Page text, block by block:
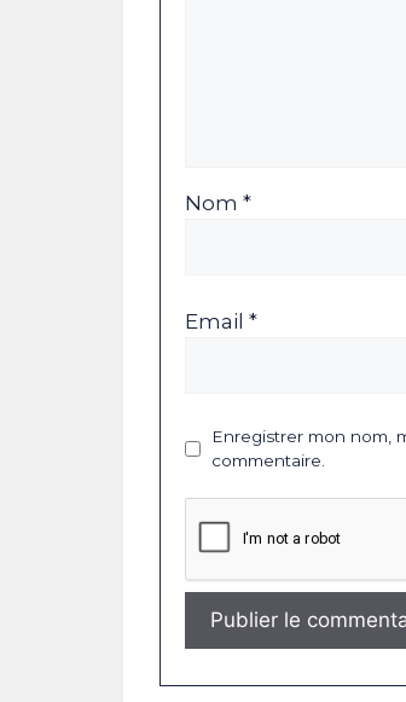
Nom *
Email *
Enregistrer mon nom,
commentaire.